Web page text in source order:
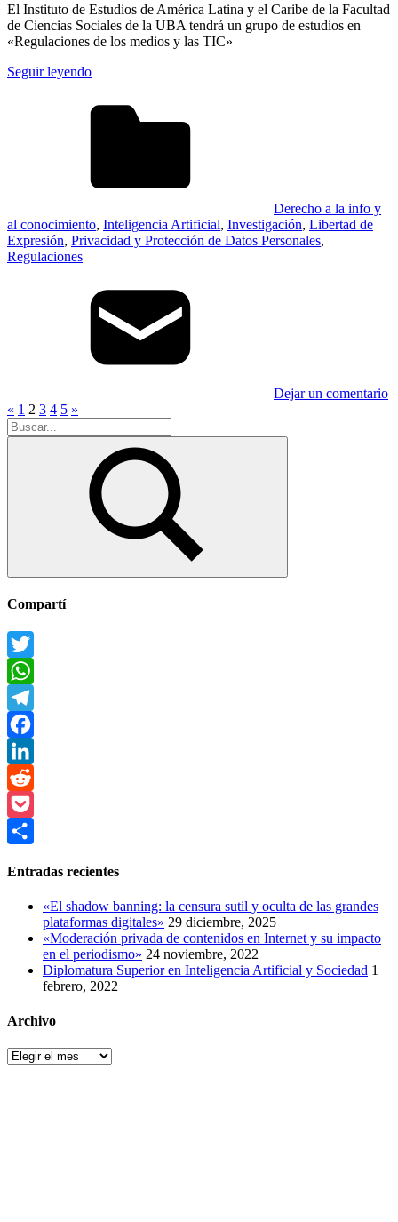
El Instituto de Estudios de América Latina y el Caribe de la Facultad
de Ciencias Sociales de la UBA tendrá un grupo de estudios en
«Regulaciones de los medios y las TIC»
Seguir leyendo
Derecho a la info y
al conocimiento, Inteligencia Artificial, Investigación, Libertad de
Expresión, Privacidad y Protección de Datos Personales,
Regulaciones
Dejar un comentario
Paginación
de
« Entradas
anteriores
1 2 3 4 5 Entradas
»
Buscar:
Buscar
Compartí
Twitter
WhatsApp
Telegram
Facebook
LinkedIn
Reddit
Pocket
Entradas recientes
«El shadow banning: la censura sutil y oculta de las grandes
plataformas digitales» 29 diciembre, 2025
«Moderación privada de contenidos en Internet y su impacto
en el periodismo» 24 noviembre, 2022
Diplomatura Superior en Inteligencia Artificial y Sociedad 1
febrero, 2022
Archivo
Archivo